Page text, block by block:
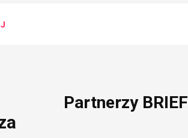
Partnerzy BRIEF